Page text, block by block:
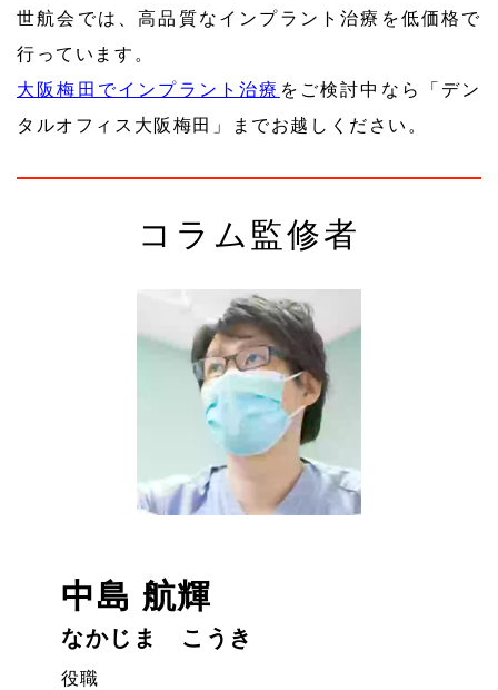
世航会では、高品質なインプラント治療を低価格で
行っています。
大阪梅田でインプラント治療 をご検討中なら「デン
タルオフィス大阪梅田」までお越しください。
コラム監修者
中島 航輝
なかじま こうき
役職